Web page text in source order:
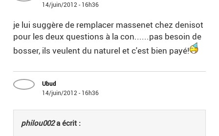
14/juin/2012 - 16h36
je lui suggère de remplacer massenet chez denisot
pour les deux questions à la con......pas besoin de
bosser, ils veulent du naturel et c'est bien payé!
Ubud
14/juin/2012 - 16h36
philou002a écrit :